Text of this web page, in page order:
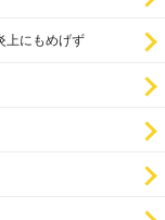
上にもめげず